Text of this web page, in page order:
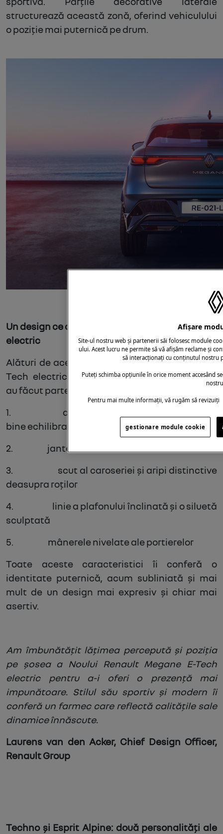
structurează această zonă, oferind vehiculului
o poziție mai puternică pe drum.
Un design ce are la bază ADN-ul Megane E-Tech
electric
Alături de aceste upgrade-uri, Noul Megane E-
Tech electric păstrează caracteristicile care
au făcut parte din succesul său:
1. ampatament generos cu proporții
bine echilibrate
2. jante mari de 19 sau 20 inchi
3. scut al caroseriei și aripi distinctive
deasupra roților
4. linie a plafonului înclinată și o siluetă
sculptată
5. mânerele nivelate ale portierelor
Toate aceste caracteristici îi conferă o
identitate puternică, acum subliniată și mai
mult de un design mai expresiv și chiar mai
asertiv.
Am îmbunătățit lățimea percepută și poziția
pe șosea a Noului Renault Megane E-Tech
electric pentru a-i oferi o prezență mai
impunătoare. Stilul său sportiv și modern îi
conferă un farmec care reflectă calitățile sale
dinamice înnăscute.
Laurens van den Acker, Chief Design Officer,
Renault Group
Techno și Esprit Alpine: două personalități ale
Afișare
Site-ul nostru web și partenerii săi folosesc module
ului. Acest lucru ne permite să vă afișăm reclame și
să interacționați cu conținutul nostru
Puteți schimba opțiunile în orice moment accesând
Pentru mai multe informații, vă rugăm să revizuiți
gestionare module cookie